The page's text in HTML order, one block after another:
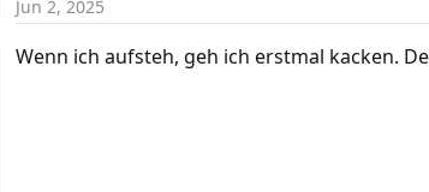
Jun 2, 2025
Wenn ich aufsteh, geh ich erstmal kacken.